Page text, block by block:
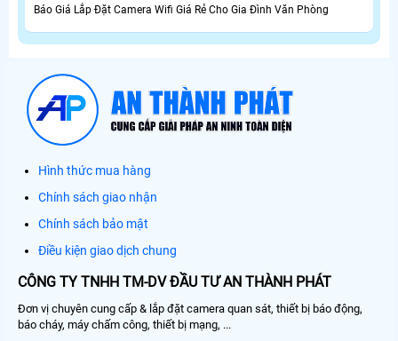
Báo Giá Lắp Đặt Camera Wifi Giá Rẻ Cho Gia Đình Văn Phòng
Hình thức mua hàng
Chính sách giao nhận
Chính sách bảo mật
Điều kiện giao dịch chung
CÔNG TY TNHH TM-DV ĐẦU TƯ AN THÀNH PHÁT
Đơn vị chuyên cung cấp & lắp đặt camera quan sát, thiết bị báo động,
báo cháy, máy chấm công, thiết bị mạng, ...